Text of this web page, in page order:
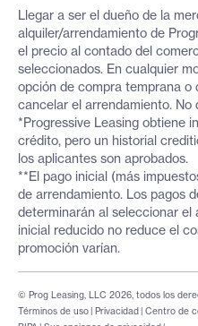
Llegar a ser el dueño de la
alquiler/arrendamiento de
el precio al contado del
seleccionados. En cualquier
opción de compra temprana o
cancelar el arrendamiento. No
*Progressive Leasing obtiene
crédito, pero un historial
los aplicantes son aprobados.
**El pago inicial (más
de arrendamiento. Los pagos
determinarán al seleccionar el
inicial reducido no reduce el
promoción varían.
Términos de uso | Privacidad | Centro de
© Prog Leasing, LLC 2026, todos los